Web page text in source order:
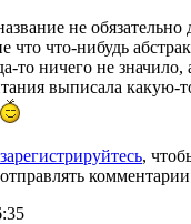
не обязательно
что что-нибудь
то ничего не
выписала какую-
зарегистрируйтесь,
комментарии